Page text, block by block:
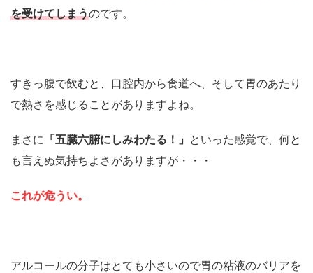
を受けてしまうのです。
すきっ腹で飲むと、口腔内から食道へ、そして胃のあたり
で熱さを感じることがありますよね。
まさに 「五臓六腑にしみわたる！」 といった感覚で、何と
も言えぬ気持ちよさがありますが・・・
これが危うい。
アルコールの分子はとても小さいので胃の粘液のバリアを